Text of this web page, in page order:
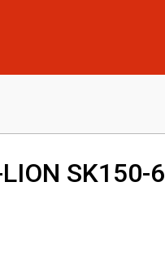
SK150-6